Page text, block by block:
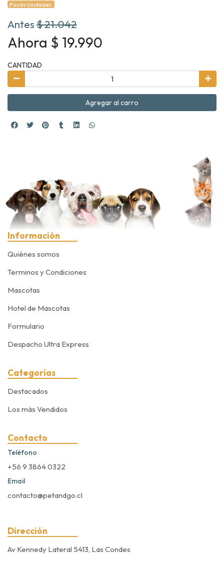
Pocas Unidades.
Antes$ 21.042
Ahora $ 19.990
CANTIDAD
Agregar al carro
Información
Quiénes somos
Terminos y Condiciones
Mascotas
Hotel de Mascotas
Formulario
Despacho Ultra Express
Categorías
Destacados
Los más Vendidos
Contacto
Teléfono
+56 9 3864 0322
Email
contacto@petandgo.cl
Dirección
Av Kennedy Lateral 5413, Las Condes